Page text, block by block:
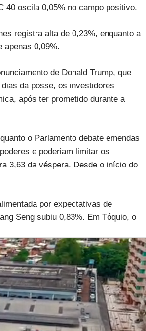
40 oscila 0,05% no campo positivo.
registra alta de 0,23%, enquanto a
apenas 0,09%.
de Donald Trump, que
da posse, os investidores
após ter prometido durante a
o Parlamento debate emendas
e poderiam limitar os
3,63 da véspera. Desde o início do
por expectativas de
Seng subiu 0,83%. Em Tóquio, o